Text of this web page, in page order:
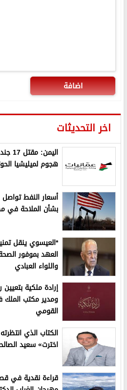
اضافة
اخر التحديثات
هجوم لميليشيا
أسعار النفط
بشأن الملاحة في
*العيسوي ينقل
العهد بموفور
واللواء العبادي
إرادة ملكية
ومدير مكتب
القومي
الكتاب الذي
اخترت» سعيد
قراءة نقدية في